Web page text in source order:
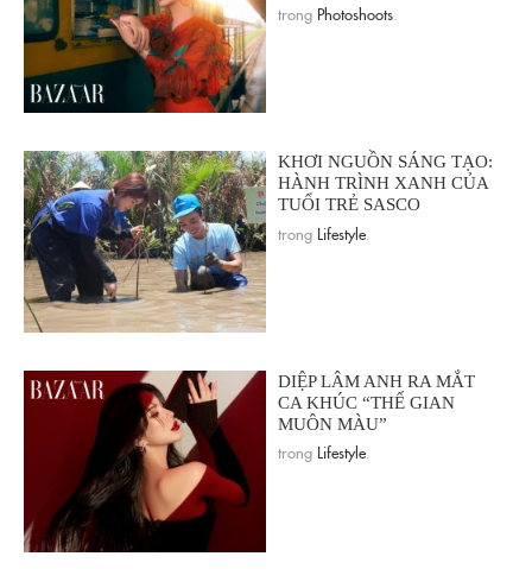
trong Photoshoots
KHƠI NGUỒN SÁNG TẠO:
HÀNH TRÌNH XANH CỦA
TUỔI TRẺ SASCO
trong Lifestyle
DIỆP LÂM ANH RA MẮT
CA KHÚC “THẾ GIAN
MUÔN MÀU”
trong Lifestyle